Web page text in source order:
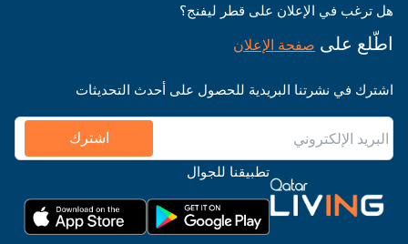
هل ترغب في الإعلان على قطر ليفنج؟
اطّلع على صفحة الإعلان
اشترك في نشرتنا البريدية للحصول على أحدث التحديثات
اشترك
تطبيقنا للجوال